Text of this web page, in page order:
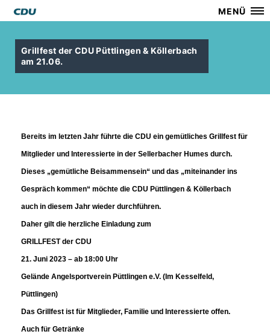
MENÜ
Grillfest der CDU Püttlingen & Köllerbach
am 21.06.
Bereits im letzten Jahr führte die CDU ein gemütliches Grillfest für
Mitglieder und Interessierte in der Sellerbacher Humes durch.
Dieses „gemütliche Beisammensein“ und das „miteinander ins
Gespräch kommen“ möchte die CDU Püttlingen & Köllerbach
auch in diesem Jahr wieder durchführen.
Daher gilt die herzliche Einladung zum
GRILLFEST der CDU
21. Juni 2023 – ab 18:00 Uhr
Gelände Angelsportverein Püttlingen e.V. (Im Kesselfeld,
Püttlingen)
Das Grillfest ist für Mitglieder, Familie und Interessierte offen.
Auch für Getränke